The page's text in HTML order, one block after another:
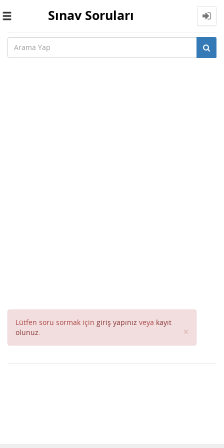
Toggle
Sınav Soruları
Lütfen soru sormak için giriş yapınız veya kayıt
olunuz. ×